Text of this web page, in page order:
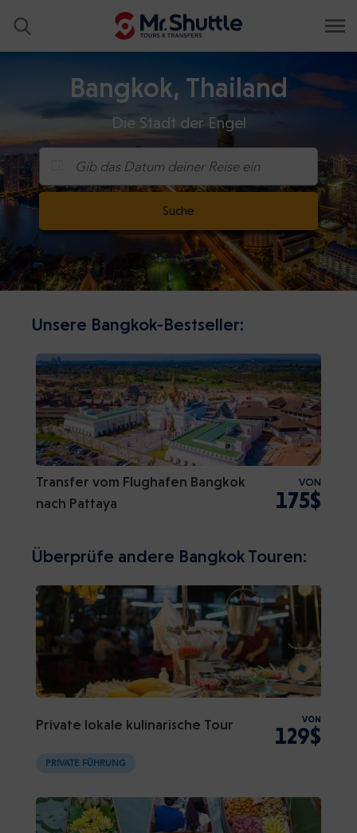
Bangkok, Thailand
Die Stadt der Engel
Gib das Datum deiner Reise ein
Suche
Unsere Bangkok-Bestseller:
Transfer vom Flughafen Bangkok
nach Pattaya
VON
175$
Überprüfe andere Bangkok Touren:
Private lokale kulinarische Tour VON
129$
PRIVATE FÜHRUNG